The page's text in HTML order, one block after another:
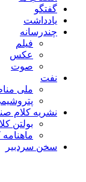
گفتگو
یادداشت
چندرسانه
فیلم
عکس
صوت
نفت
ملی
نشریه کلام
بولتن
سخن سردبیر